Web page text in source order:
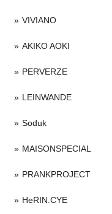
VIVIANO
AKIKO AOKI
PERVERZE
LEINWANDE
Soduk
MAISONSPECIAL
PRANKPROJECT
HeRIN.CYE